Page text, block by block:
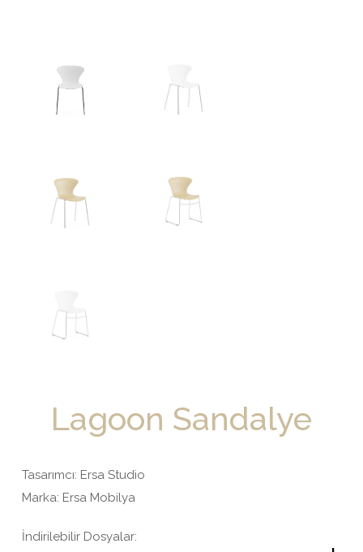
Lagoon Sandalye
Tasarımcı: Ersa Studio
Marka: Ersa Mobilya
İndirilebilir Dosyalar: